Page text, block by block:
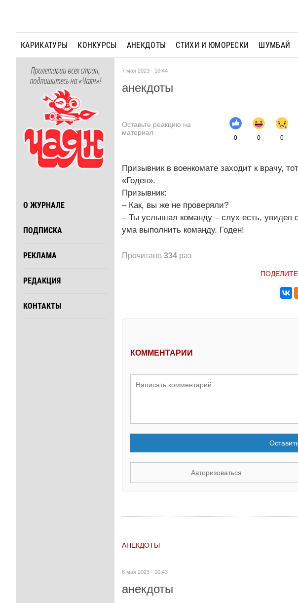
КАРИКАТУРЫ КОНКУРСЫ АНЕКДОТЫ СТИХИ И ЮМОРЕСКИ ШУМБАЙ
Пролетарии всех стран,
подпишитесь на «Чаян»!
О ЖУРНАЛЕ
ПОДПИСКА
РЕКЛАМА
РЕДАКЦИЯ
КОНТАКТЫ
7 мая 2023 - 10:44
анекдоты
Оставьте реакцию на
материал
0 0 0
Призывник в военкомате заходит к врачу,
«Годен».
Призывник:
– Как, вы же не проверяли?
– Ты услышал команду – слух есть, увидел
ума выполнить команду. Годен!
Прочитано 334 раз
КОММЕНТАРИИ
Авторизоваться
АНЕКДОТЫ
6 мая 2023 - 10:43
анекдоты